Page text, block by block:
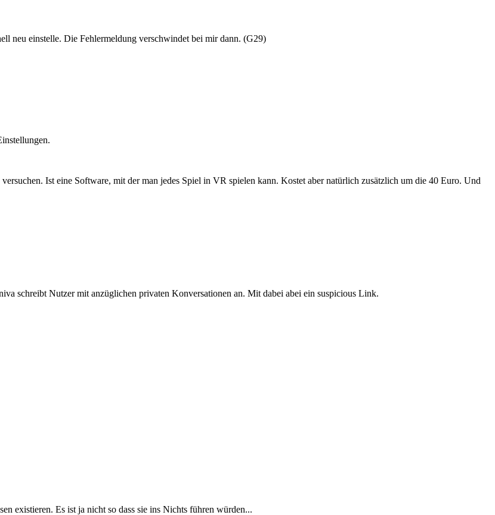
neu einstelle. Die Fehlermeldung verschwindet bei mir dann. (G29)
Ist eine Software, mit der man jedes Spiel in VR spielen kann. Kostet aber natürlich zusätzlich um die 40 Euro. Und
schreibt Nutzer mit anzüglichen privaten Konversationen an. Mit dabei abei ein suspicious Link.
existieren. Es ist ja nicht so dass sie ins Nichts führen würden...